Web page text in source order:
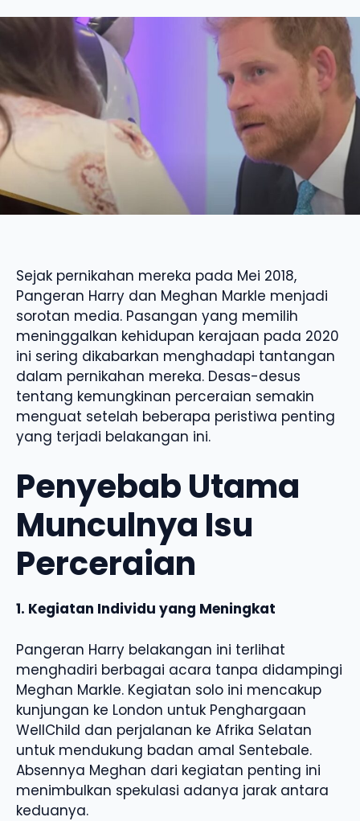
Sejak pernikahan mereka pada Mei 2018,
Pangeran Harry dan Meghan Markle menjadi
sorotan media. Pasangan yang memilih
meninggalkan kehidupan kerajaan pada 2020
ini sering dikabarkan menghadapi tantangan
dalam pernikahan mereka. Desas-desus
tentang kemungkinan perceraian semakin
menguat setelah beberapa peristiwa penting
yang terjadi belakangan ini.
Penyebab Utama
Munculnya Isu
Perceraian
1. Kegiatan Individu yang Meningkat
Pangeran Harry belakangan ini terlihat
menghadiri berbagai acara tanpa didampingi
Meghan Markle. Kegiatan solo ini mencakup
kunjungan ke London untuk Penghargaan
WellChild dan perjalanan ke Afrika Selatan
untuk mendukung badan amal Sentebale.
Absennya Meghan dari kegiatan penting ini
menimbulkan spekulasi adanya jarak antara
keduanya.